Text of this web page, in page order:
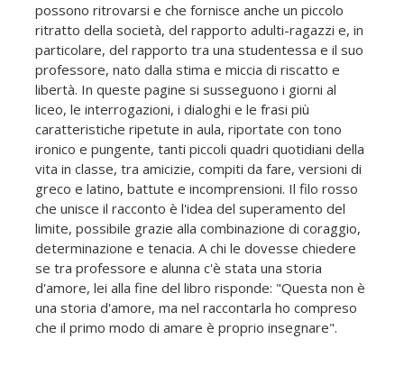
possono ritrovarsi e che fornisce anche un piccolo
ritratto della società, del rapporto adulti-ragazzi e, in
particolare, del rapporto tra una studentessa e il suo
professore, nato dalla stima e miccia di riscatto e
libertà. In queste pagine si susseguono i giorni al
liceo, le interrogazioni, i dialoghi e le frasi più
caratteristiche ripetute in aula, riportate con tono
ironico e pungente, tanti piccoli quadri quotidiani della
vita in classe, tra amicizie, compiti da fare, versioni di
greco e latino, battute e incomprensioni. Il filo rosso
che unisce il racconto è l'idea del superamento del
limite, possibile grazie alla combinazione di coraggio,
determinazione e tenacia. A chi le dovesse chiedere
se tra professore e alunna c'è stata una storia
d'amore, lei alla fine del libro risponde: "Questa non è
una storia d'amore, ma nel raccontarla ho compreso
che il primo modo di amare è proprio insegnare".